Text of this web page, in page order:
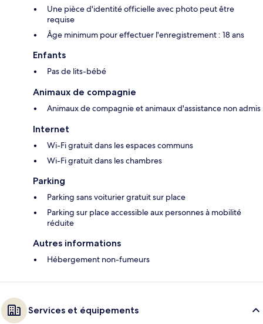
Une pièce d'identité officielle avec photo peut être
requise
Âge minimum pour effectuer l'enregistrement : 18 ans
Enfants
Pas de lits-bébé
Animaux de compagnie
Animaux de compagnie et animaux d'assistance non admis
Internet
Wi-Fi gratuit dans les espaces communs
Wi-Fi gratuit dans les chambres
Parking
Parking sans voiturier gratuit sur place
Parking sur place accessible aux personnes à mobilité
réduite
Autres informations
Hébergement non-fumeurs
Services et équipements